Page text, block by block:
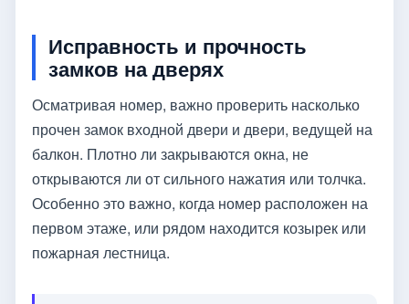
Исправность и прочность
замков на дверях
Осматривая номер, важно проверить насколько
прочен замок входной двери и двери, ведущей на
балкон. Плотно ли закрываются окна, не
открываются ли от сильного нажатия или толчка.
Особенно это важно, когда номер расположен на
первом этаже, или рядом находится козырек или
пожарная лестница.